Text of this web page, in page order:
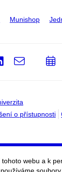
Munishop
o přístupnosti
LinkedIn
e-
webu a k